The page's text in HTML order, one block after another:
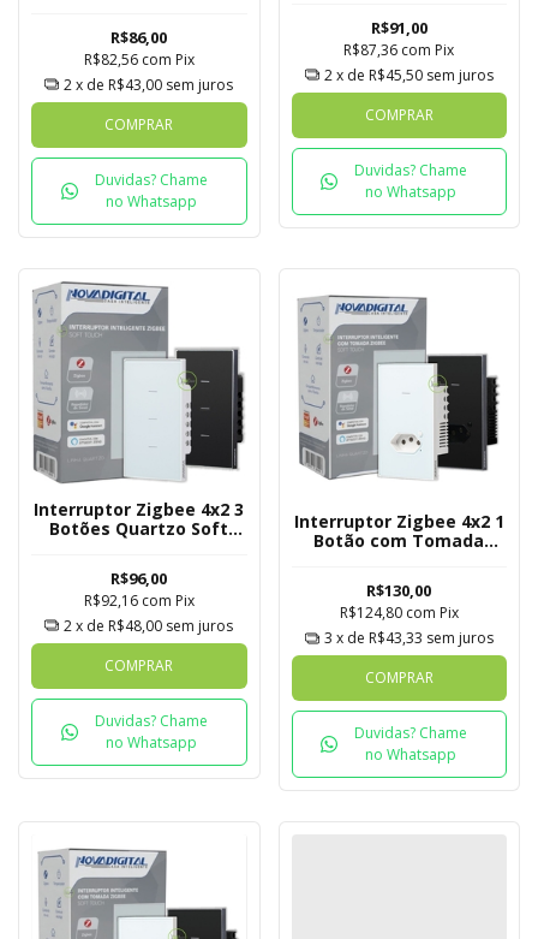
R$86,00
R$82,56 com Pix
2x de R$43,00 sem juros
COMPRAR
Duvidas? Chame
no Whatsapp
R$91,00
R$87,36 com Pix
2x de R$45,50 sem juros
COMPRAR
Duvidas? Chame
no Whatsapp
Interruptor Zigbee 4x2 3
Botões Quartzo Soft
R$96,00
R$92,16 com Pix
2x de R$48,00 sem juros
COMPRAR
Duvidas? Chame
no Whatsapp
Interruptor Zigbee 4x2 1
Botão com Tomada
Novadigital Tuya
R$130,00
R$124,80 com Pix
3 x de R$43,33 sem juros
COMPRAR
Duvidas? Chame
no Whatsapp